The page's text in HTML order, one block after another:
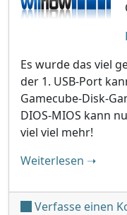
Es wurde das viel
der 1. USB-Port
Gamecube-Disk-
DIOS-MIOS kann
viel viel mehr!
Weiterlesen ➝
Verfasse einen